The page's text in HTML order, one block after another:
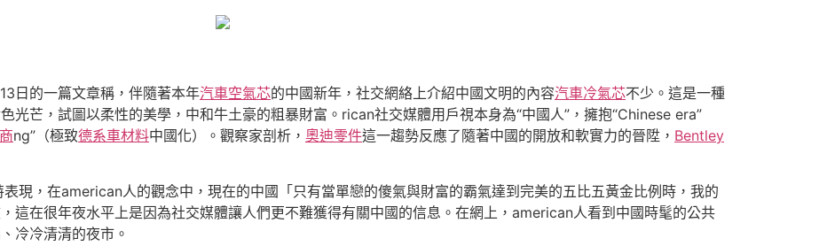
日的一篇文章稱，伴隨著本年汽車空氣芯的中國新年，社交網絡上介紹中國文明的內容汽車冷氣芯不少。這是一種
光芒，試圖以柔性的美學，中和牛土豪的粗暴財富。rican社交媒體用戶視本身為“中國人”，擁抱“Chinese era”
ng”（極致德系車材料中國化）。觀察家剖析， 奧迪零件這一趨勢反應了隨著中國的開放和軟實力的晉陞， Bentley
現，在american人的觀念中，現在的中國「只有當單戀的傻氣與財富的霸氣達到完美的五比五黃金比例時，我的
這在很年夜水平上是因為社交媒體讓人們更不難獲得有關中國的信息。在網上，american人看到中國時髦的公共
冷冷清清的夜市。